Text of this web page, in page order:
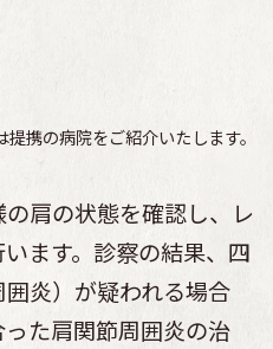
携の病院をご紹介いたします。
肩の状態を確認し、レ
ます。診察の結果、四
炎）が疑われる場合
た肩関節周囲炎の治